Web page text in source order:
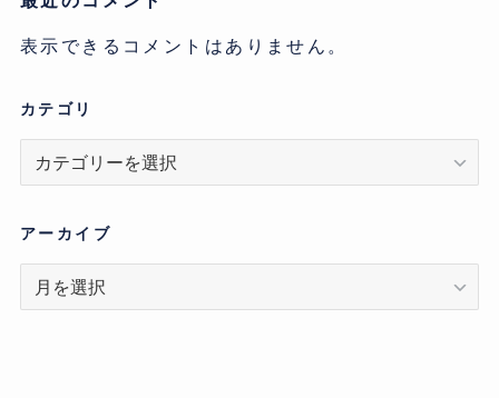
表示できるコメントはありません。
カテゴリ
リ
アーカイブ
ア